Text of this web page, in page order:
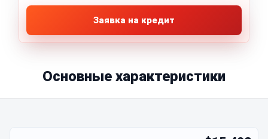
Заявка на кредит
Основные характеристики